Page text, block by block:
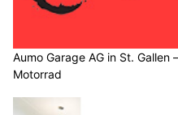
Aumo Garage AG in St.
Motorrad